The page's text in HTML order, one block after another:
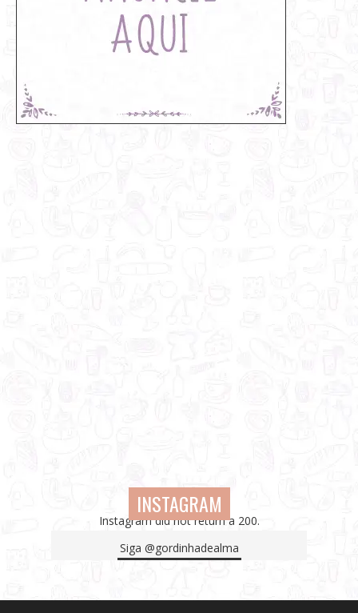
INSTAGRAM
Instagram did not return a 200.
Siga @gordinhadealma